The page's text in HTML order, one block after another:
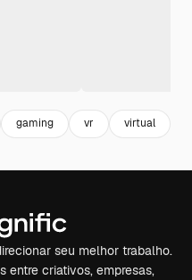
gaming vr virtual
seu melhor trabalho.
entre criativos, empresas,